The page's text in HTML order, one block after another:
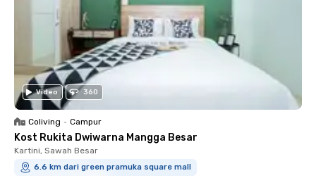
Video 360
Coliving • Campur
Kost Rukita Dwiwarna Mangga Besar
Kartini, Sawah Besar
6.6 km dari green pramuka square mall